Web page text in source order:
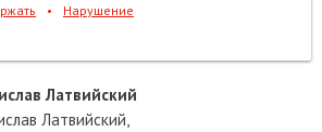
• Нарушение
Латвийский
Латвийский